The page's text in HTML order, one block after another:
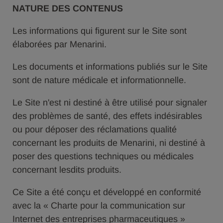
NATURE DES CONTENUS
Les informations qui figurent sur le Site sont
élaborées par Menarini.
Les documents et informations publiés sur le Site
sont de nature médicale et informationnelle.
Le Site n'est ni destiné à être utilisé pour signaler
des problèmes de santé, des effets indésirables
ou pour déposer des réclamations qualité
concernant les produits de Menarini, ni destiné à
poser des questions techniques ou médicales
concernant lesdits produits.
Ce Site a été conçu et développé en conformité
avec la « Charte pour la communication sur
Internet des entreprises pharmaceutiques »